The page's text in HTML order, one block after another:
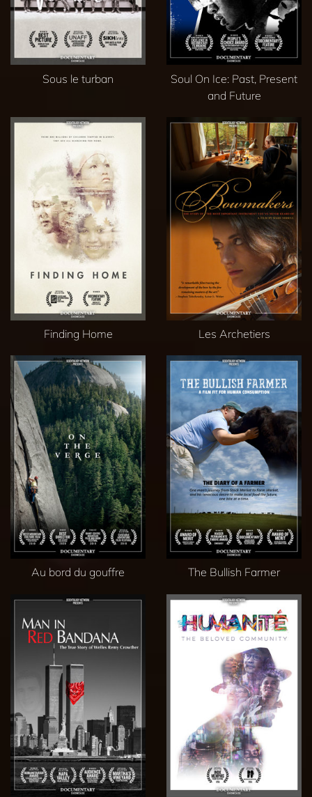
Sous le turban
Soul On Ice: Past, Present
and Future
Finding Home Les Archetiers
Au bord du gouffre The Bullish Farmer